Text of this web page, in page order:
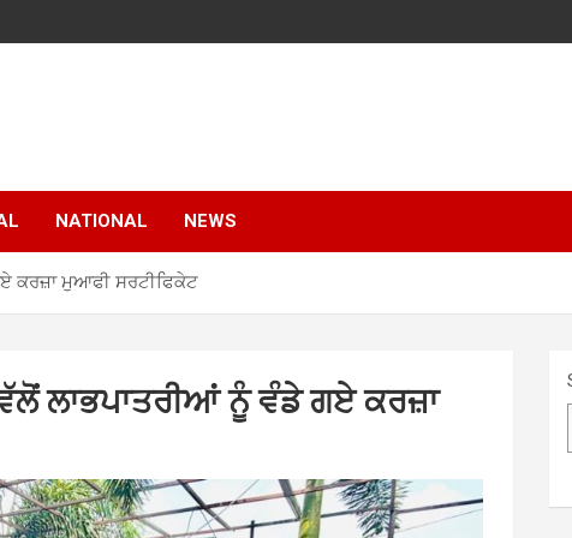
NATIONAL NEWS
ਕਰਜ਼ਾ ਮੁਆਫੀ ਸਰਟੀਫਿਕੇਟ
ਲਾਭਪਾਤਰੀਆਂ ਨੂੰ ਵੰਡੇ ਗਏ ਕਰਜ਼ਾ